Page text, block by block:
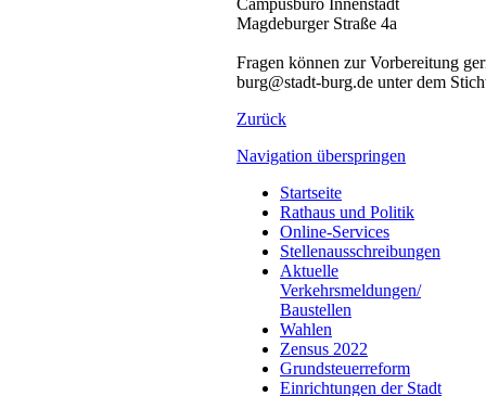
Magdeburger Straße 4a
Fragen können zur Vorbereitung
burg@stadt-burg.de unter dem
Zurück
Navigation überspringen
Startseite
Rathaus und Politik
Online-Services
Stellenausschreibungen
Aktuelle
Verkehrsmeldungen/
Baustellen
Wahlen
Zensus 2022
Grundsteuerreform
Einrichtungen der Stadt